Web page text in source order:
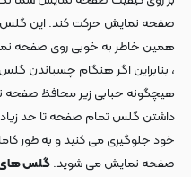
صفحه نمایش حرکت کند. این
همین خاطر به خوبی روی صفحه
، بنابراین اگر هنگام چسباندن
هیچگونه حبابی زیر محافظ صفحه
داشتن گلس تمام صفحه تا حد
خود جلوگیری می کنید و به طور
صفحه نمایش می شوید.